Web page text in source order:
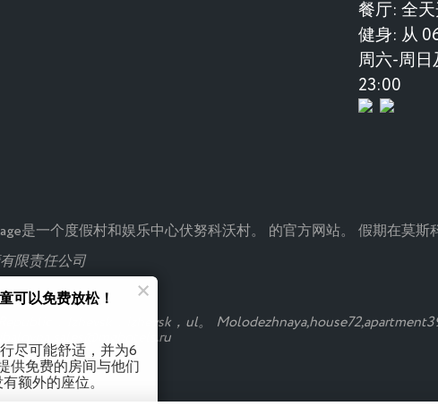
餐厅: 全
健身: 从
周六-周日
23:00
是一个度假村和娱乐中心伏努科沃村。 的官方网站。 假期在莫斯
限责任公司
，Izhevsk，izhevsk，ul。
sales@mghotels.ru
可以免费放松！
尽可能舒适，并为6
供免费的房间与他们
额外的座位。